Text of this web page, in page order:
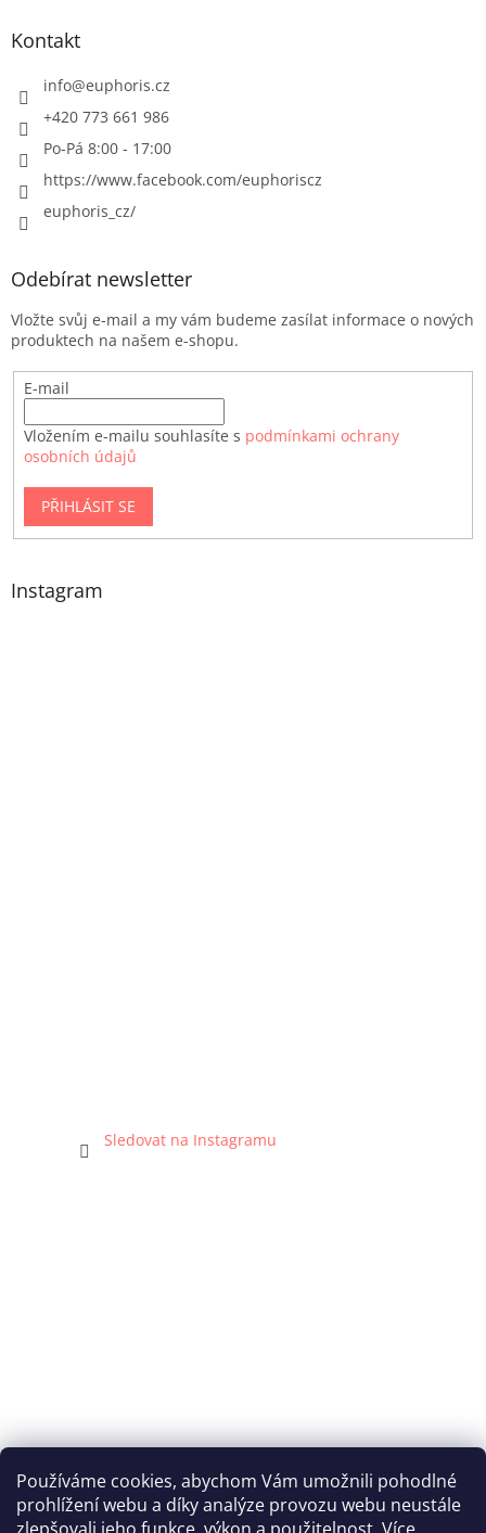
Používáme cookies, abychom Vám umožnili pohodlné
prohlížení webu a díky analýze provozu webu neustále
Kontakt
info@euphoris.cz
+420 773 661 986
Po-Pá 8:00 - 17:00
https://www.facebook.com/euphoriscz
euphoris_cz/
Odebírat newsletter
Vložte svůj e-mail a my vám budeme zasílat informace o nových
produktech na našem e-shopu.
E-mail
Vložením e-mailu souhlasíte s podmínkami ochrany
osobních údajů
PŘIHLÁSIT SE
Instagram
Sledovat na Instagramu
Katka Hromasová Foto